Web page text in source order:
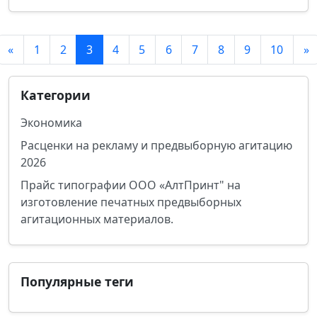
« 1 2 3 4 5 6 7 8 9 10 »
Категории
Экономика
Расценки на рекламу и предвыборную агитацию
2026
Прайс типографии ООО «АлтПринт" на
изготовление печатных предвыборных
агитационных материалов.
Популярные теги